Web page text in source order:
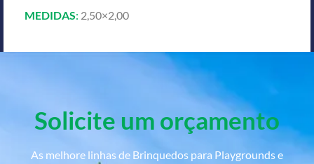
MEDIDAS: 2,50×2,00
Solicite um orçamento
As melhore linhas de Brinquedos para Playgrounds e